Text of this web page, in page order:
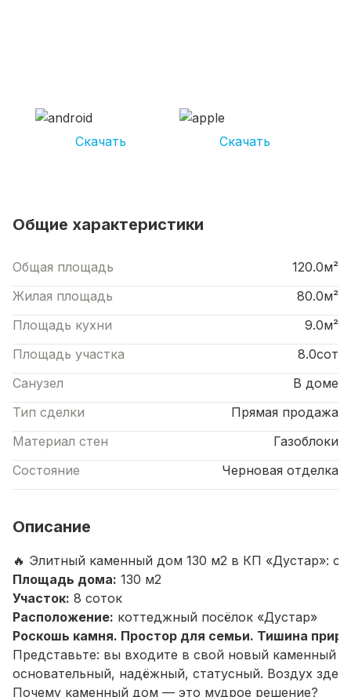
Скачать Скачать
Общие характеристики
Общая площадь
120.0м²
Жилая площадь
80.0м²
Площадь кухни
9.0м²
Площадь участка
8.0сот
Санузел
В доме
Тип сделки
Прямая продажа
Материал стен
Газоблоки
Состояние
Черновая отделка
Описание
🔥 Элитный каменный дом 130 м2 в КП «Дустар»:
Площадь дома: 130 м2
Участок: 8 соток
Расположение: коттеджный посёлок «Дустар»
Роскошь камня. Простор для семьи. Тишина
Представьте: вы входите в свой новый каменный
основательный, надёжный, статусный. Воздух
Почему каменный дом — это мудрое решение?